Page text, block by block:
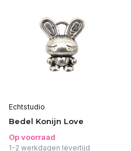
Echtstudio
Bedel Konijn Love
Op voorraad
1-2 werkdagen levertijd